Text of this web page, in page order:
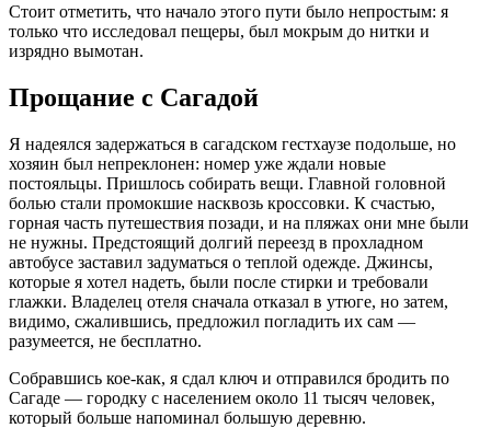
Стоит отметить, что начало этого пути было непростым: я
только что исследовал пещеры, был мокрым до нитки и
изрядно вымотан.
Прощание с Сагадой
Я надеялся задержаться в сагадском гестхаузе подольше, но
хозяин был непреклонен: номер уже ждали новые
постояльцы. Пришлось собирать вещи. Главной головной
болью стали промокшие насквозь кроссовки. К счастью,
горная часть путешествия позади, и на пляжах они мне были
не нужны. Предстоящий долгий переезд в прохладном
автобусе заставил задуматься о теплой одежде. Джинсы,
которые я хотел надеть, были после стирки и требовали
глажки. Владелец отеля сначала отказал в утюге, но затем,
видимо, сжалившись, предложил погладить их сам —
разумеется, не бесплатно.
Собравшись кое-как, я сдал ключ и отправился бродить по
Сагаде — городку с населением около 11 тысяч человек,
который больше напоминал большую деревню.